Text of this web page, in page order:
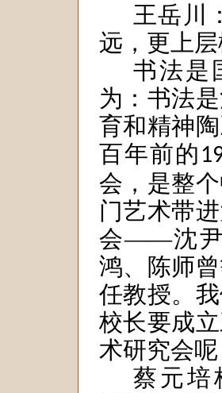
王岳川
远，更上
书法是
为：书法
育和精神
百年前的
会，是整
门艺术带
会——沈尹
鸿、陈师
任教授。
校长要成
术研究会
蔡元培